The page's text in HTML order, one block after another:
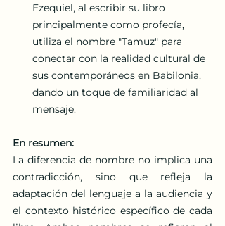
Ezequiel, al escribir su libro
principalmente como profecía,
utiliza el nombre "Tamuz" para
conectar con la realidad cultural de
sus contemporáneos en Babilonia,
dando un toque de familiaridad al
mensaje.
En resumen:
La diferencia de nombre no implica una
contradicción, sino que refleja la
adaptación del lenguaje a la audiencia y
el contexto histórico específico de cada